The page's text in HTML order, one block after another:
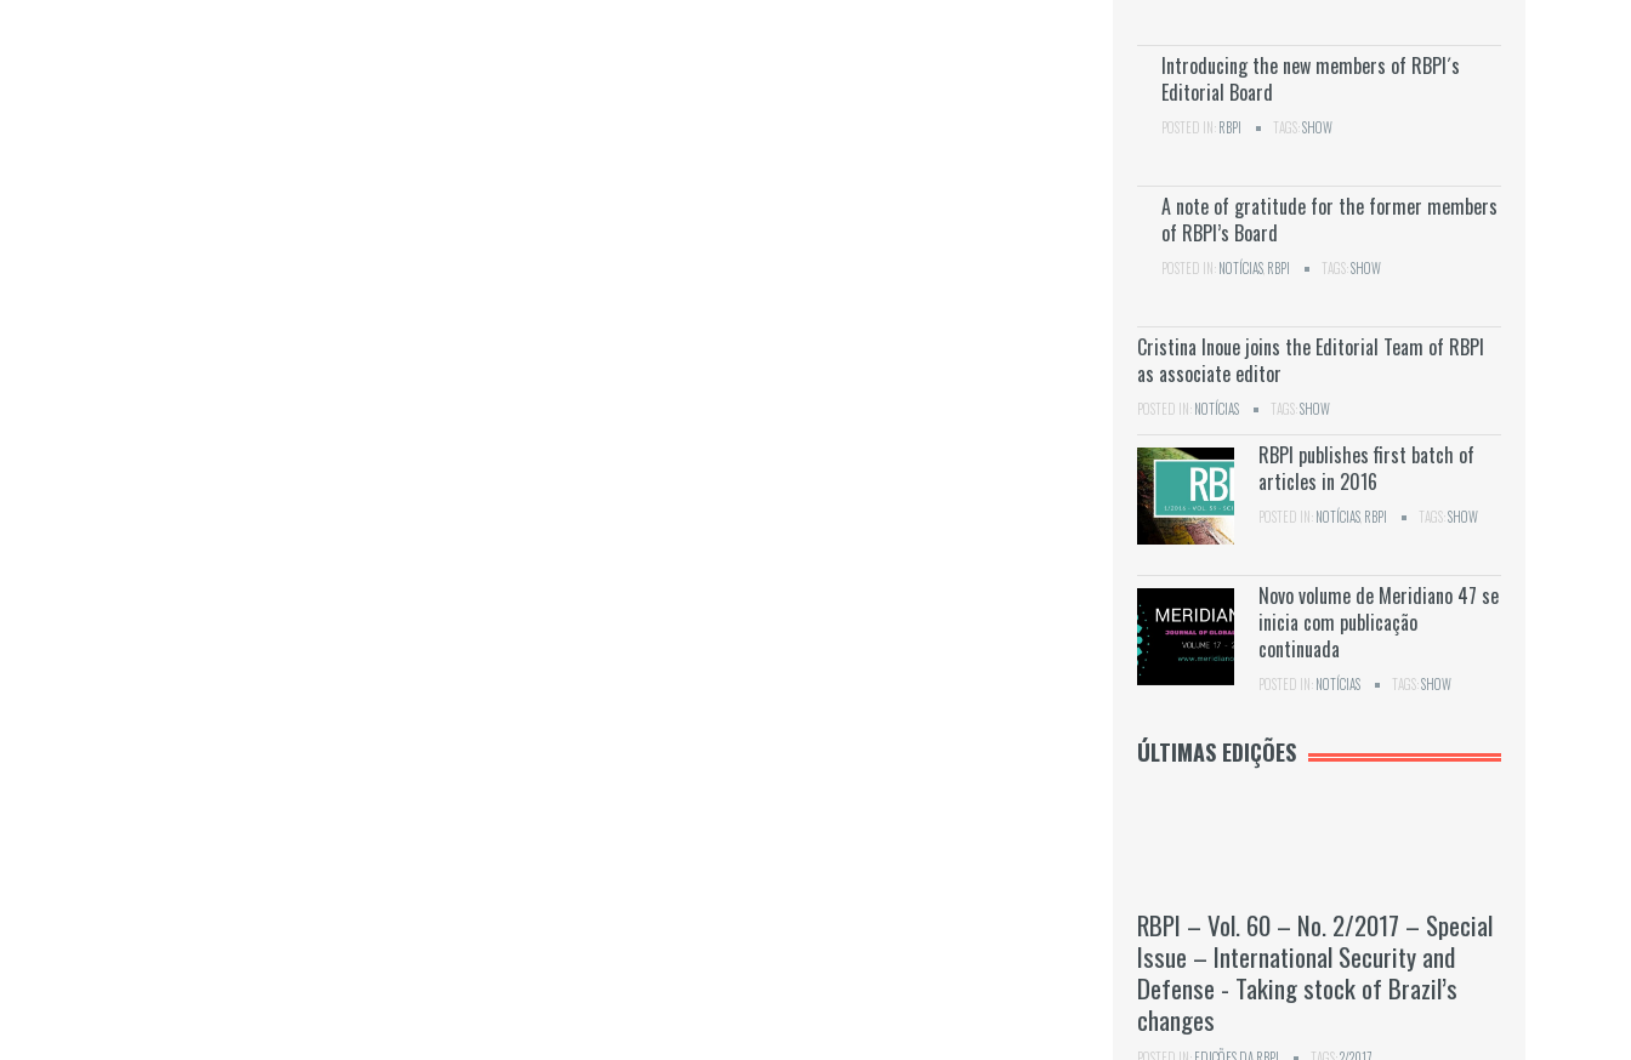
Introducing the new members of RBPI´s
Editorial Board
POSTED IN:RBPI TAGS:SHOW
A note of gratitude for the former members
of RBPI’s Board
POSTED IN:NOTÍCIAS RBPI TAGS:SHOW
Cristina Inoue joins the Editorial Team of RBPI
as associate editor
POSTED IN:NOTÍCIAS TAGS:SHOW
RBPI publishes first batch of
articles in 2016
POSTED IN:NOTÍCIAS RBPI TAGS:SHOW
Novo volume de Meridiano 47 se
inicia com publicação
continuada
POSTED IN:NOTÍCIAS TAGS:SHOW
ÚLTIMAS EDIÇÕES
RBPI – Vol. 60 – No. 2/2017 – Special
Issue – International Security and
Defense - Taking stock of Brazil’s
changes